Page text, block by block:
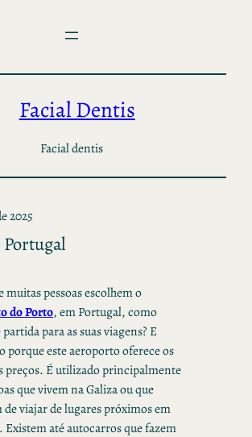
Facial Dentis
Facial dentis
2025
muitas pessoas escolhem o
do Porto, em Portugal, como
para as suas viagens? E
porque este aeroporto oferece os
preços. É utilizado principalmente
que vivem na Galiza ou que
de viajar de lugares próximos em
Existem até autocarros que fazem